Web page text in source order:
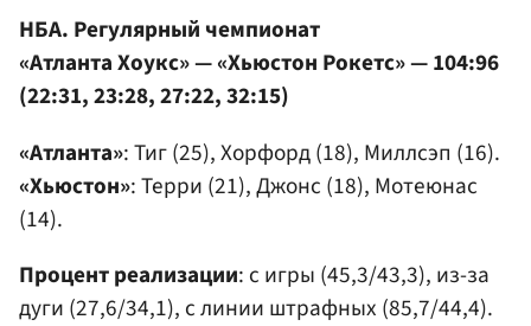
НБА. Регулярный чемпионат
«Атланта Хоукс» — «Хьюстон Рокетс» — 104:96
(22:31, 23:28, 27:22, 32:15)
«Атланта»: Тиг (25), Хорфорд (18), Миллсэп (16).
«Хьюстон»: Терри (21), Джонс (18), Мотеюнас
(14).
Процент реализации: с игры (45,3/43,3), из-за
дуги (27,6/34,1), с линии штрафных (85,7/44,4).